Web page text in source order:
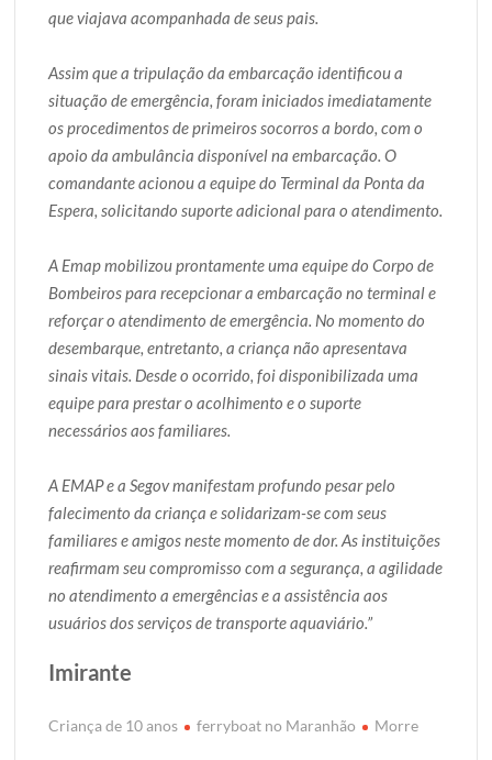
que viajava acompanhada de seus pais.
Assim que a tripulação da embarcação identificou a
situação de emergência, foram iniciados imediatamente
os procedimentos de primeiros socorros a bordo, com o
apoio da ambulância disponível na embarcação. O
comandante acionou a equipe do Terminal da Ponta da
Espera, solicitando suporte adicional para o atendimento.
A Emap mobilizou prontamente uma equipe do Corpo de
Bombeiros para recepcionar a embarcação no terminal e
reforçar o atendimento de emergência. No momento do
desembarque, entretanto, a criança não apresentava
sinais vitais. Desde o ocorrido, foi disponibilizada uma
equipe para prestar o acolhimento e o suporte
necessários aos familiares.
A EMAP e a Segov manifestam profundo pesar pelo
falecimento da criança e solidarizam-se com seus
familiares e amigos neste momento de dor. As instituições
reafirmam seu compromisso com a segurança, a agilidade
no atendimento a emergências e a assistência aos
usuários dos serviços de transporte aquaviário.”
Imirante
Criança de 10 anos ferryboat no Maranhão Morre